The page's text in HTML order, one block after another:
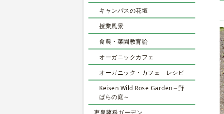
キャンパスの花壇
授業風景
食農・菜園教育論
オーガニックカフェ
オーガニック・カフェ レシピ
Keisen Wild Rose Garden～野
ばらの庭～